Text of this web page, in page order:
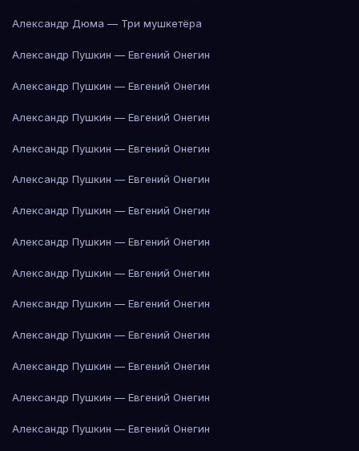
Александр Дюма — Три мушкетёра
Александр Пушкин — Евгений Онегин
Александр Пушкин — Евгений Онегин
Александр Пушкин — Евгений Онегин
Александр Пушкин — Евгений Онегин
Александр Пушкин — Евгений Онегин
Александр Пушкин — Евгений Онегин
Александр Пушкин — Евгений Онегин
Александр Пушкин — Евгений Онегин
Александр Пушкин — Евгений Онегин
Александр Пушкин — Евгений Онегин
Александр Пушкин — Евгений Онегин
Александр Пушкин — Евгений Онегин
Александр Пушкин — Евгений Онегин